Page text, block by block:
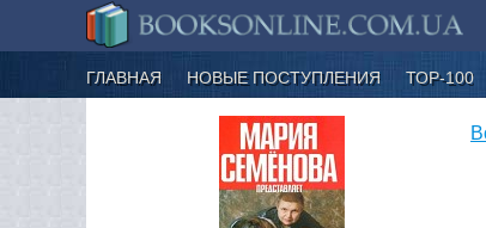
ГЛАВНАЯ НОВЫЕ ПОСТУПЛЕНИЯ ТОР-100